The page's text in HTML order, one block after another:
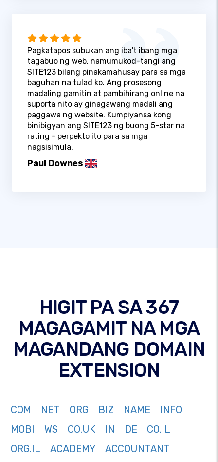
Pagkatapos subukan ang iba't ibang mga
tagabuo ng web, namumukod-tangi ang
SITE123 bilang pinakamahusay para sa mga
baguhan na tulad ko. Ang prosesong
madaling gamitin at pambihirang online na
suporta nito ay ginagawang madali ang
paggawa ng website. Kumpiyansa kong
binibigyan ang SITE123 ng buong 5-star na
rating - perpekto ito para sa mga
nagsisimula.
Paul Downes
HIGIT PA SA 367
MAGAGAMIT NA MGA
MAGANDANG DOMAIN
EXTENSION
COM NET ORG BIZ NAME
INFO
MOBI
WS CO.UK IN DE
CO.IL
ORG.IL
ACADEMY
ACCOUNTANT